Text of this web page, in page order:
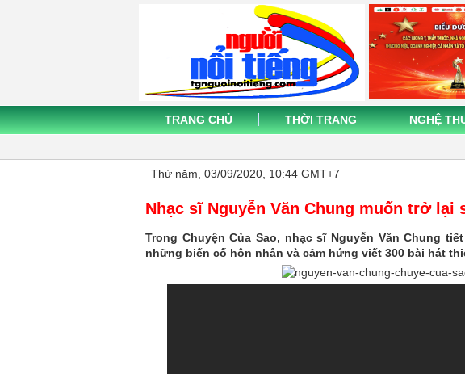
TRANG CHỦ THỜI TRANG NGHỆ
Thứ năm, 03/09/2020, 10:44 GMT+7
Nhạc sĩ Nguyễn Văn Chung muốn trở lại
Trong Chuyện Của Sao, nhạc sĩ Nguyễn Văn Chung
những biến cố hôn nhân và cảm hứng viết 300 bài hát